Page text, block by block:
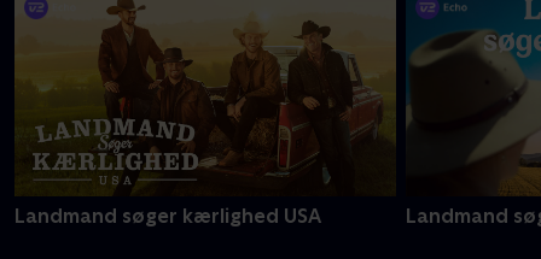
Landmand søger kærlighed USA Landmand